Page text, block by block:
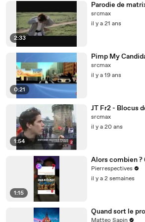
2:33
Parodie de
srcmax
il y a 21 ans
0:21
Pimp My
srcmax
il y a 19 ans
1:54
JT Fr2 - Blocus
srcmax
il y a 20 ans
1:15
Alors combien
Pierrespectives
il y a 2 semaines
Quand sort le